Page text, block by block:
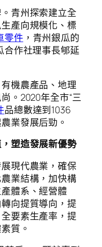
青州探索建立全
產向規模化、標
零件 ，青州銀瓜的
合作社理事長郇延
機農產品、地理
。2020年全市“三
品總數達到1036
業發展后勁。
塑造發展新優勢
現代農業，確保
業結構，加快構
體系、經營體
向提質導向，提
要素生產率，提
質。